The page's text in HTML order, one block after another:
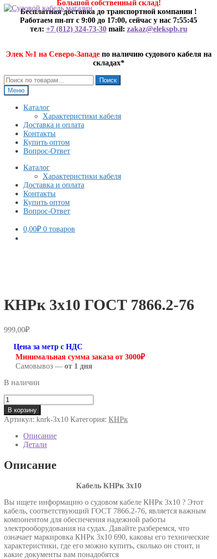
Перейти
навигации
Перейти
содержимому
Большой собственный склад!
Бесплатная доставка до транспортной компании !
Работаем пн-пт с 9:00 до 17:00, сейчас у нас 7:55:45
тел: +7 (812) 324-73-30mail: zakaz@elekspb.ru
Элек №1 на Северо-Западепо наличию судового кабеля на
складах*
Искать:
Поиск
Меню
Каталог
Характеристики кабеля
Доставка и оплата
Контакты
Купить оптом
Вопрос-Ответ
Каталог
Характеристики кабеля
Доставка и оплата
Контакты
Купить оптом
Вопрос-Ответ
0,00₽ 0 товаров
КНРк 3х10 ГОСТ 7866.2-76
999,00₽
Цена за метр с НДС
Минимальная сумма заказа от 3000₽
Самовывоз — от 1 дня
В наличии
Количество
товара
КНРк
3х10
ГОСТ
7866.2-
В корзину
Артикул: knrk-3х10 Категория: КНРк
Описание
Детали
Описание
Кабель КНРк 3х10
Вы ищете информацию о судовом кабеле КНРк 3х10 ? Этот
кабель, соответствующий ГОСТ 7866.2-76, является важным
компонентом для обеспечения надежной работы
электрооборудования на судах. Давайте разберемся, что
означает маркировка КНРк 3х10 690, каковы его технические
характеристики, где его можно купить, сколько он стоит, и
какие документы вам понадобятся